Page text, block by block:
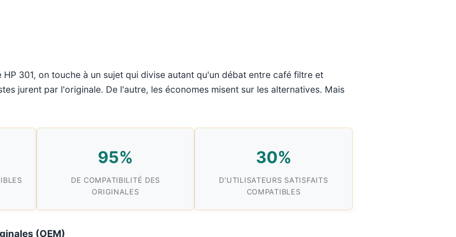
301, on touche à un sujet qui divise autant qu'un débat entre café filtre et
jurent par l'originale. De l'autre, les économes misent sur les alternatives. Mais
95%
DE COMPATIBILITÉ DES
ORIGINALES
30%
D'UTILISATEURS SATISFAITS
COMPATIBLES
(OEM)